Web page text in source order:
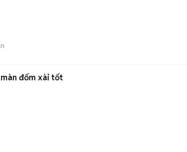
màn đốm xài tốt